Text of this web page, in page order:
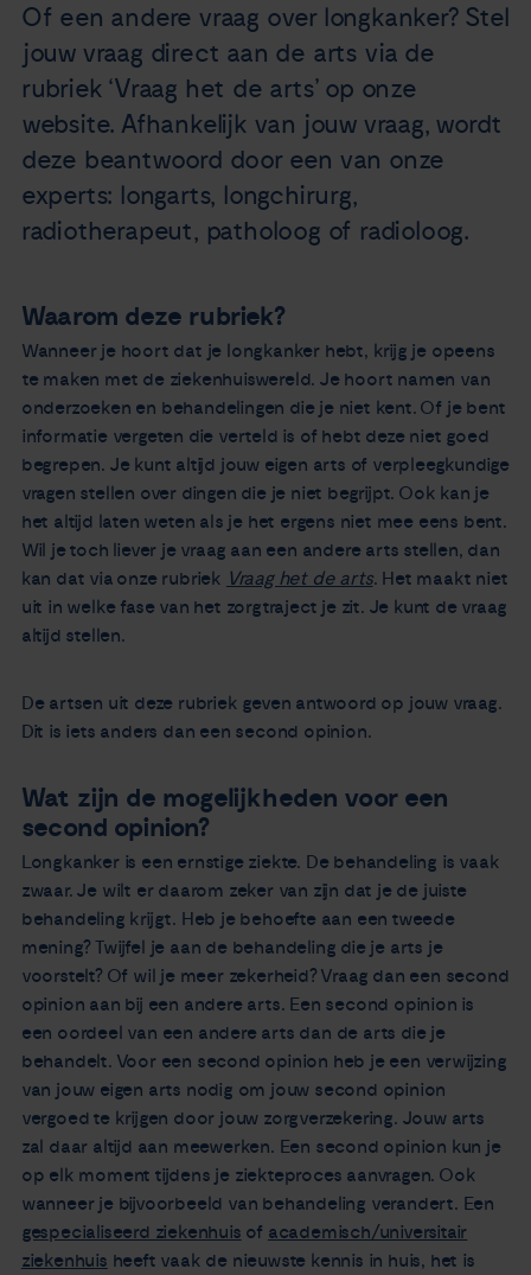
Agenda
Over ons
Zorgverleners
Contact
Of een andere vraag over longkanker? Stel
jouw vraag direct aan de arts via de
rubriek ‘Vraag het de arts’ op onze
website. Afhankelijk van jouw vraag, wordt
deze beantwoord door een van onze
experts: longarts, longchirurg,
radiotherapeut, patholoog of radioloog.
Waarom deze rubriek?
Wanneer je hoort dat je longkanker hebt, krijg je opeens
te maken met de ziekenhuiswereld. Je hoort namen van
onderzoeken en behandelingen die je niet kent. Of je bent
informatie vergeten die verteld is of hebt deze niet goed
begrepen. Je kunt altijd jouw eigen arts of verpleegkundige
vragen stellen over dingen die je niet begrijpt. Ook kan je
het altijd laten weten als je het ergens niet mee eens bent.
Wil je toch liever je vraag aan een andere arts stellen, dan
kan dat via onze rubriek Vraag het de arts. Het maakt niet
uit in welke fase van het zorgtraject je zit. Je kunt de vraag
altijd stellen.
De artsen uit deze rubriek geven antwoord op jouw vraag.
Dit is iets anders dan een second opinion.
Wat zijn de mogelijkheden voor een
second opinion?
Longkanker is een ernstige ziekte. De behandeling is vaak
zwaar. Je wilt er daarom zeker van zijn dat je de juiste
behandeling krijgt. Heb je behoefte aan een tweede
mening? Twijfel je aan de behandeling die je arts je
voorstelt? Of wil je meer zekerheid? Vraag dan een second
opinion aan bij een andere arts. Een second opinion is
een oordeel van een andere arts dan de arts die je
behandelt. Voor een second opinion heb je een verwijzing
van jouw eigen arts nodig om jouw second opinion
vergoed te krijgen door jouw zorgverzekering. Jouw arts
zal daar altijd aan meewerken. Een second opinion kun je
op elk moment tijdens je ziekteproces aanvragen. Ook
wanneer je bijvoorbeeld van behandeling verandert. Een
gespecialiseerd ziekenhuis of academisch/universitair
ziekenhuis heeft vaak de nieuwste kennis in huis, het is